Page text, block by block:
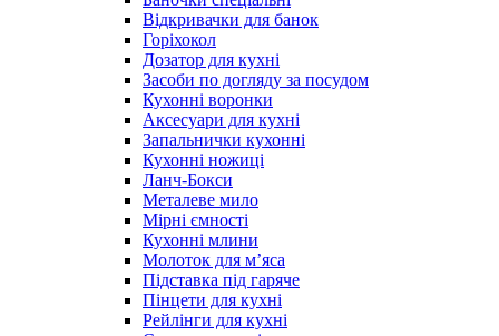
Відкривачки для банок
Горіхокол
Дозатор для кухні
Засоби по догляду за посудом
Кухонні воронки
Аксесуари для кухні
Запальнички кухонні
Кухонні ножиці
Ланч-Бокси
Металеве мило
Мірні ємності
Кухонні млини
Молоток для м’яса
Підставка під гаряче
Пінцети для кухні
Рейлінги для кухні